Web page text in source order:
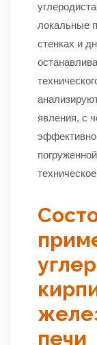
локальные
стенках и
явления, с
печи